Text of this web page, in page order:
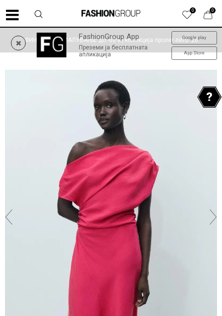
0
0
FashionGroup App
Преземи ја бесплатната
апликација
Google play
App Store
ФИНАЛНО НАМАЛУВАЊЕ до -60% | колекција пролет-лето '26